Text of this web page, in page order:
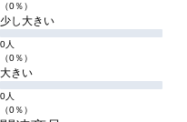
（0％）
少し大きい
0人
（0％）
大きい
0人
（0％）